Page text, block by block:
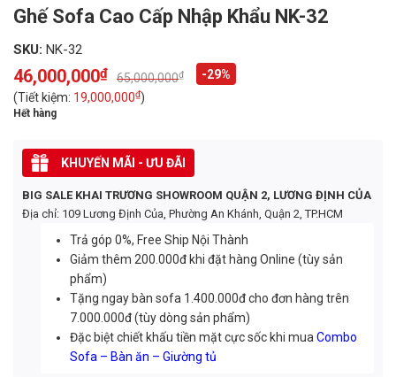
Ghế Sofa Cao Cấp Nhập Khẩu NK-32
SKU: NK-32
65,000,000₫
Original
price
was:
65,000,000₫.
46,000,000₫
Current
price
is:
46,000,000₫.
-29%
(Tiết kiệm: 19,000,000₫)
Hết hàng
KHUYẾN MÃI - ƯU ĐÃI
BIG SALE KHAI TRƯƠNG SHOWROOM QUẬN 2, LƯƠNG ĐỊNH CỦA
Địa chỉ: 109 Lương Định Của, Phường An Khánh, Quận 2, TP.HCM
Trả góp 0%, Free Ship Nội Thành
Giảm thêm 200.000đ khi đặt hàng Online (tùy sản
phẩm)
Tặng ngay bàn sofa 1.400.000đ cho đơn hàng trên
7.000.000đ (tùy dòng sản phẩm)
Đặc biệt chiết khấu tiền mặt cực sốc khi muaCombo
Sofa – Bàn ăn – Giường tủ